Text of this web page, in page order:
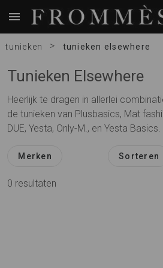
tunieken > tunieken elsewhere
Tunieken Elsewhere
Heerlijk te dragen in allerlei
de tunieken van Plusbasics, Mat
DUE, Yesta, Only-M., en Yesta Basics.
Merken Sorteren
0 resultaten